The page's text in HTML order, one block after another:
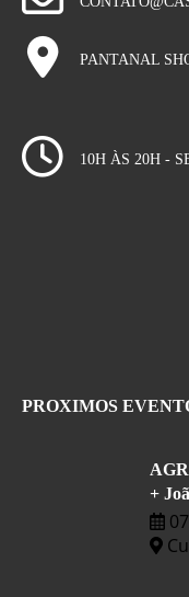
PANTANAL
10H ÀS 20H -
PROXIMOS
+